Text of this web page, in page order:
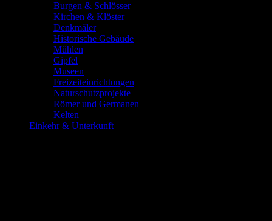
Burgen & Schlösser
Kirchen & Klöster
Denkmäler
Historische Gebäude
Mühlen
Gipfel
Museen
Freizeiteinrichtungen
Naturschutzprojekte
Römer und Germanen
Kelten
Einkehr & Unterkunft